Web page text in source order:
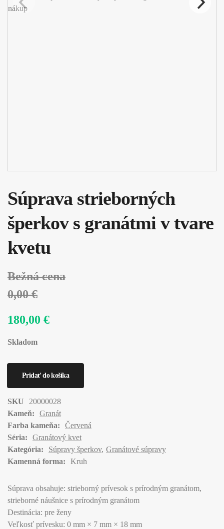
Súprava strieborných
šperkov s granátmi v tvare
kvetu
Bežná cena
0,00 €
180,00 €
Skladom
SKU
20000028
Kameň:
Granát
Farba kameňa:
Červená
Séria:
Granátový kvet
Kategória:
Súpravy šperkov Granátové súpravy
Kamenná forma:
Kruh
Súprava obsahuje: strieborný prívesok s prírodným granátom,
strieborné náušnice s prírodným granátom
Destinácia: pre ženy
Veľkosť prívesku: 0 mm × 7 mm × 18 mm